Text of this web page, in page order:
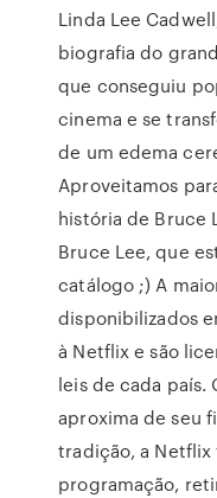
Linda Lee
biografia do
que conseguiu
cinema e se
de um edema
Aproveitamos
história de Bruce
Bruce Lee, que
catálogo ;) A
disponibilizados
à Netflix e são
leis de cada país.
aproxima de seu
tradição, a
programação,